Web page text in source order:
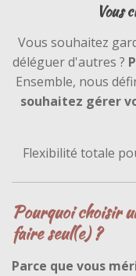
Vous
Vous souhaitez
déléguer d'autres ?
Ensemble, nous
souhaitez gérer
Flexibilité totale
Pourquoi choisir
faire seul(e) ?
Parce que vous